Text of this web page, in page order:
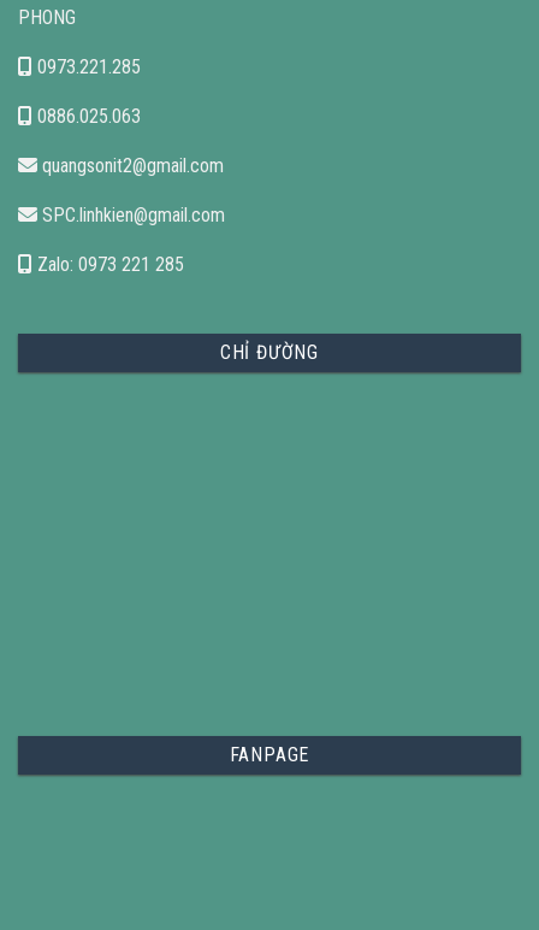
PHONG
0973.221.285
0886.025.063
quangsonit2@gmail.com
SPC.linhkien@gmail.com
Zalo: 0973 221 285
CHỈ ĐƯỜNG
FANPAGE